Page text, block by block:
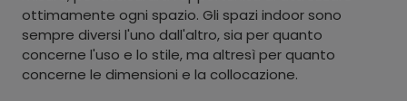
ottimamente ogni spazio. Gli spazi indoor sono
sempre diversi l'uno dall'altro, sia per quanto
concerne l'uso e lo stile, ma altresì per quanto
concerne le dimensioni e la collocazione.